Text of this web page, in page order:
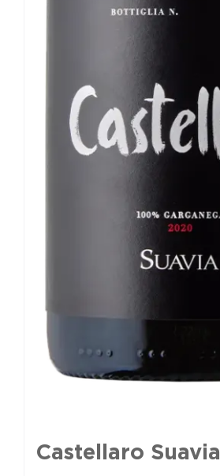
Castellaro Suavia